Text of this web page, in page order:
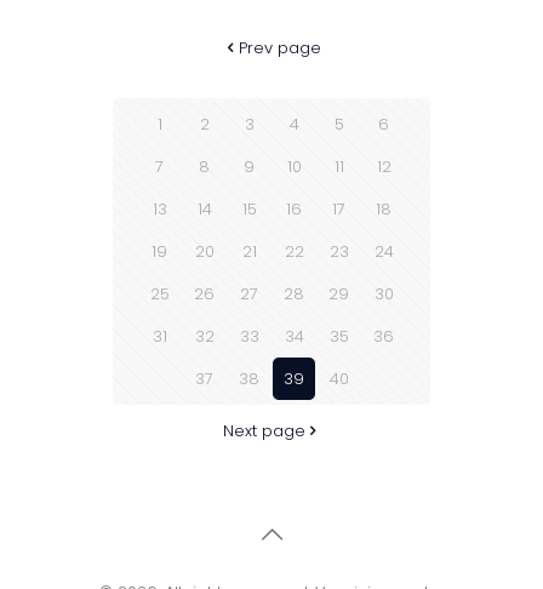
Prev page
1 2 3 4 5
6
7
8 9 10 11
12
13
14 15 16 17
18
19
20 21 22 23
24
25
26 27 28 29
30
31
32 33 34 35
36
37
38 39 40
Next page